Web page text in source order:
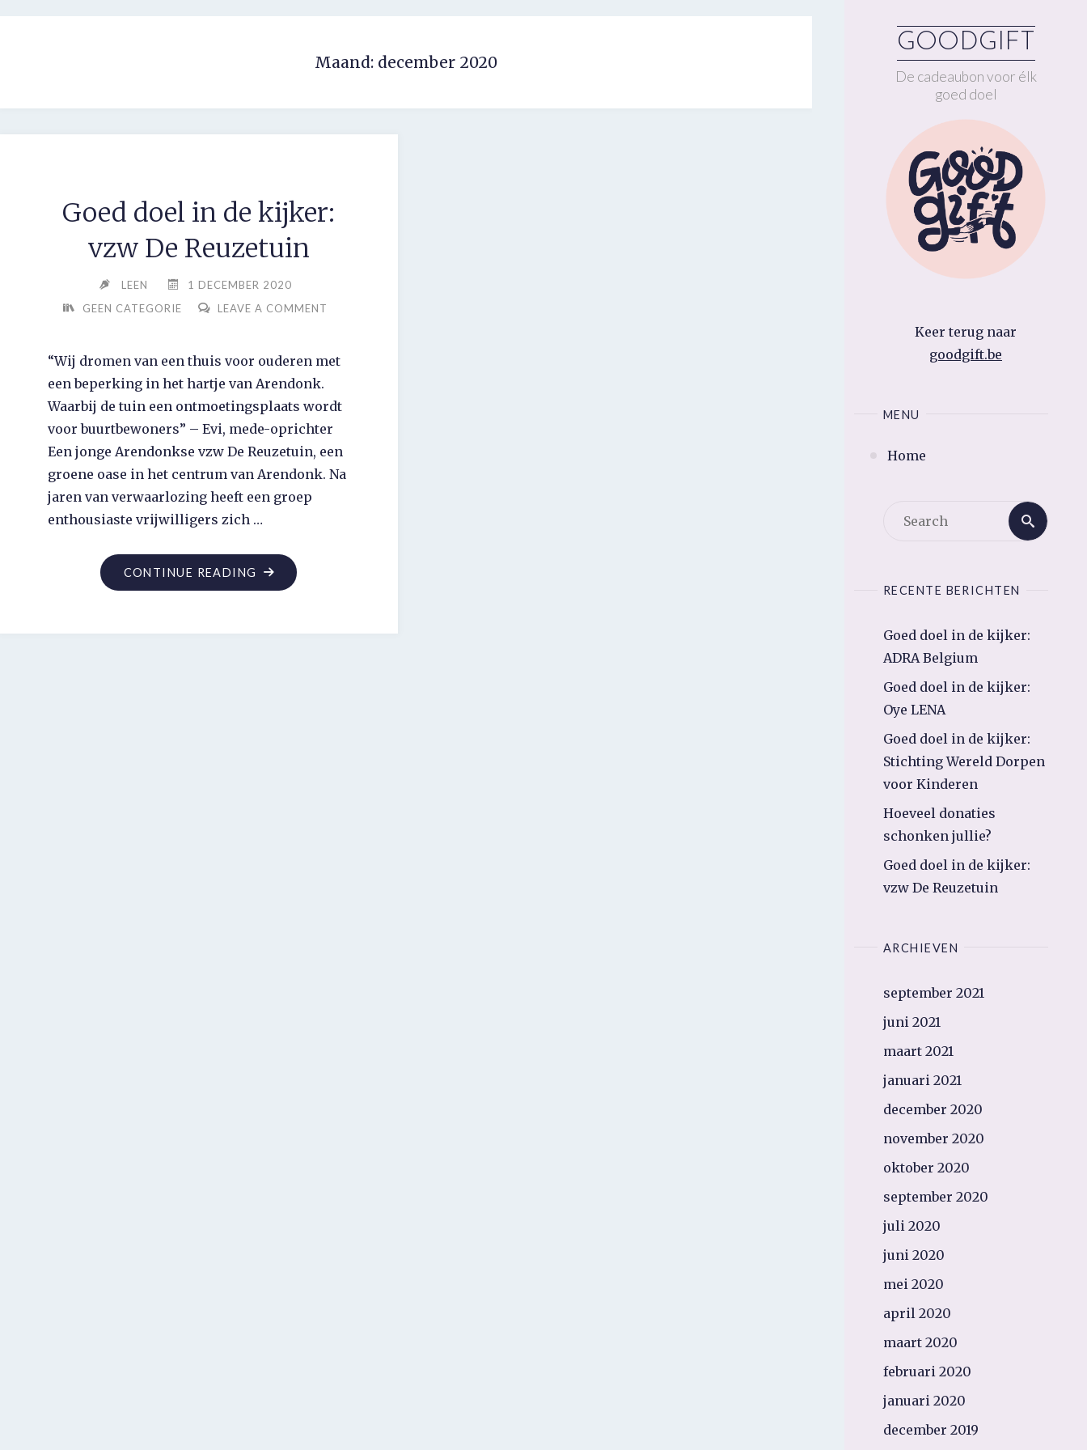
GOODGIFT
De cadeaubon voor élk
goed doel
Keer terug naar
goodgift.be
MENU
Home
Search
RECENTE BERICHTEN
Goed doel in de kijker:
ADRA Belgium
Goed doel in de kijker:
Oye LENA
Goed doel in de kijker:
Stichting Wereld Dorpen
voor Kinderen
Hoeveel donaties
schonken jullie?
Goed doel in de kijker:
vzw De Reuzetuin
ARCHIEVEN
september 2021
juni 2021
maart 2021
januari 2021
december 2020
november 2020
oktober 2020
september 2020
juli 2020
juni 2020
mei 2020
april 2020
maart 2020
februari 2020
januari 2020
december 2019
Maand: december 2020
Goed doel in de kijker:
vzw De Reuzetuin
LEEN
1 DECEMBER 2020
GEEN CATEGORIE
LEAVE A COMMENT
“Wij dromen van een thuis voor ouderen met
een beperking in het hartje van Arendonk.
Waarbij de tuin een ontmoetingsplaats wordt
voor buurtbewoners” – Evi, mede-oprichter
Een jonge Arendonkse vzw De Reuzetuin, een
groene oase in het centrum van Arendonk. Na
jaren van verwaarlozing heeft een groep
enthousiaste vrijwilligers zich …
CONTINUE READING "GOED
DOEL